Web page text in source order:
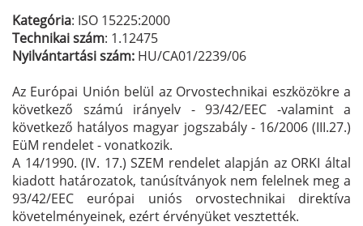
Kategória: ISO 15225:2000
Technikai szám: 1.12475
Nyilvántartásiszám: HU/CA01/2239/06
Az Európai Unión belül az Orvostechnikai eszközökre a
következő számú irányelv - 93/42/EEC -valamint a
következő hatályos magyar jogszabály - 16/2006 (III.27.)
EüM rendelet - vonatkozik.
A 14/1990. (IV. 17.) SZEM rendelet alapján az ORKI által
kiadott határozatok, tanúsítványok nem felelnek meg a
93/42/EEC európai uniós orvostechnikai direktíva
követelményeinek, ezért érvényüket vesztették.